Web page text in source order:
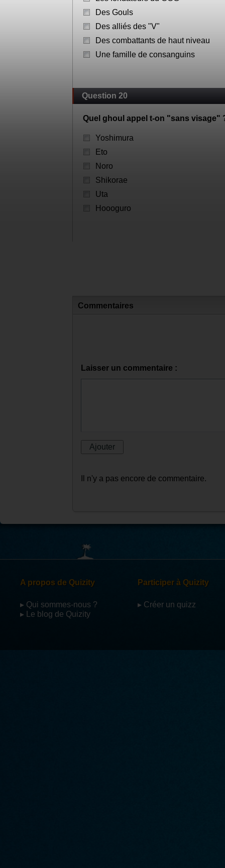
Une ancienne famille de
Une ancienne famille de saouraï
Des Gouls
Des combattants de haut niveau
Une famille de consanguins
Question 20
Laisser un commentaire :
Il n'y a pas encore de commentaire.